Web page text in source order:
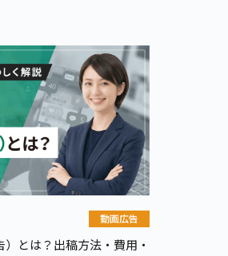
LINE広告
X広告（旧Twitter広
TikTok広告
その他SNS広告
策
動画広告
とは？出稿方法・費用・